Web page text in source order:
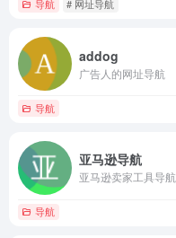
导航 # 网址导航
addog
广告人的网址导航
导航
亚马逊导航
亚马逊卖家工具导航
导航